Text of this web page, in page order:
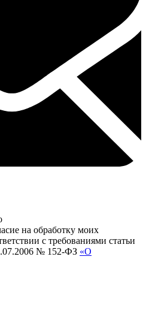
на обработку моих
с требованиями статьи
№ 152-ФЗ «О